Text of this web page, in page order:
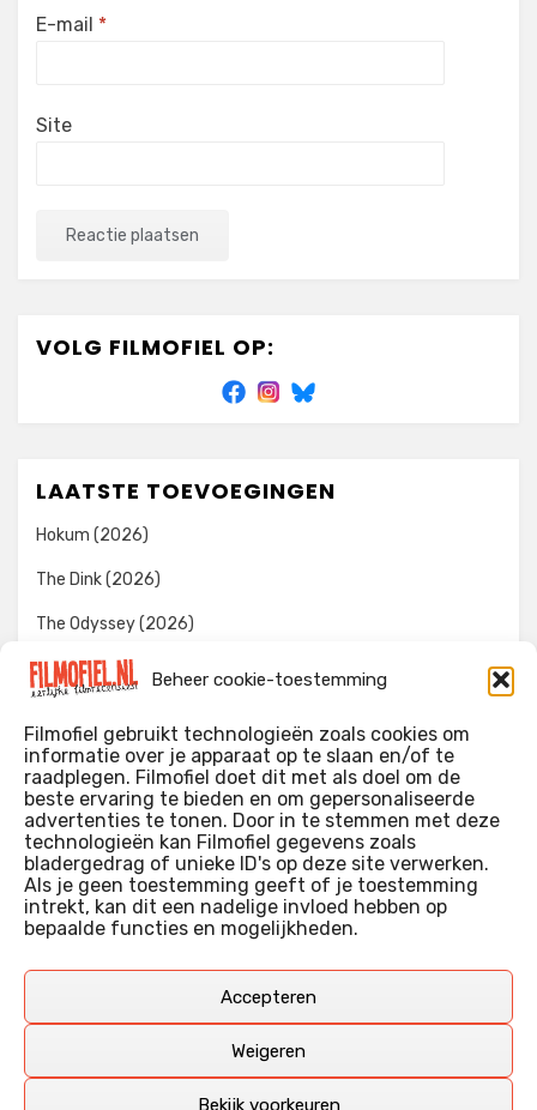
Beheer cookie-toestemming
Filmofiel gebruikt technologieën zoals cookies om
informatie over je apparaat op te slaan en/of te
raadplegen. Filmofiel doet dit met als doel om de
beste ervaring te bieden en om gepersonaliseerde
advertenties te tonen. Door in te stemmen met deze
technologieën kan Filmofiel gegevens zoals
bladergedrag of unieke ID's op deze site verwerken.
Als je geen toestemming geeft of je toestemming
intrekt, kan dit een nadelige invloed hebben op
bepaalde functies en mogelijkheden.
Accepteren
Weigeren
Bekijk voorkeuren
E-mail *
Site
VOLG FILMOFIEL OP:
LAATSTE TOEVOEGINGEN
Hokum (2026)
The Dink (2026)
The Odyssey (2026)
Evil Dead Burn (2026)
WIE IK BEN…?
Ik ben ooit begonnen met m’n recensies omdat ik zoveel
films keek dat ik af en toe niet meer wist welke ik nu wel of
niet gezien had. Ik ben een filmliefhebber, heb als hobby nog
erg lang in een videotheek gewerkt, en heb als coproducent
Deze recensies zijn dan ook vooral vrij pretentieloze
aangevuld met een groeiende kennis over de kunde én de
kunst van het maken van film.